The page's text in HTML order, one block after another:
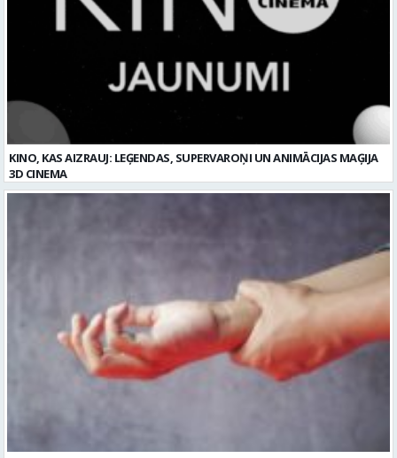
KINO, KAS AIZRAUJ: LEĢENDAS, SUPERVAROŅI UN ANIMĀCIJAS MAĢIJA
3D CINEMA